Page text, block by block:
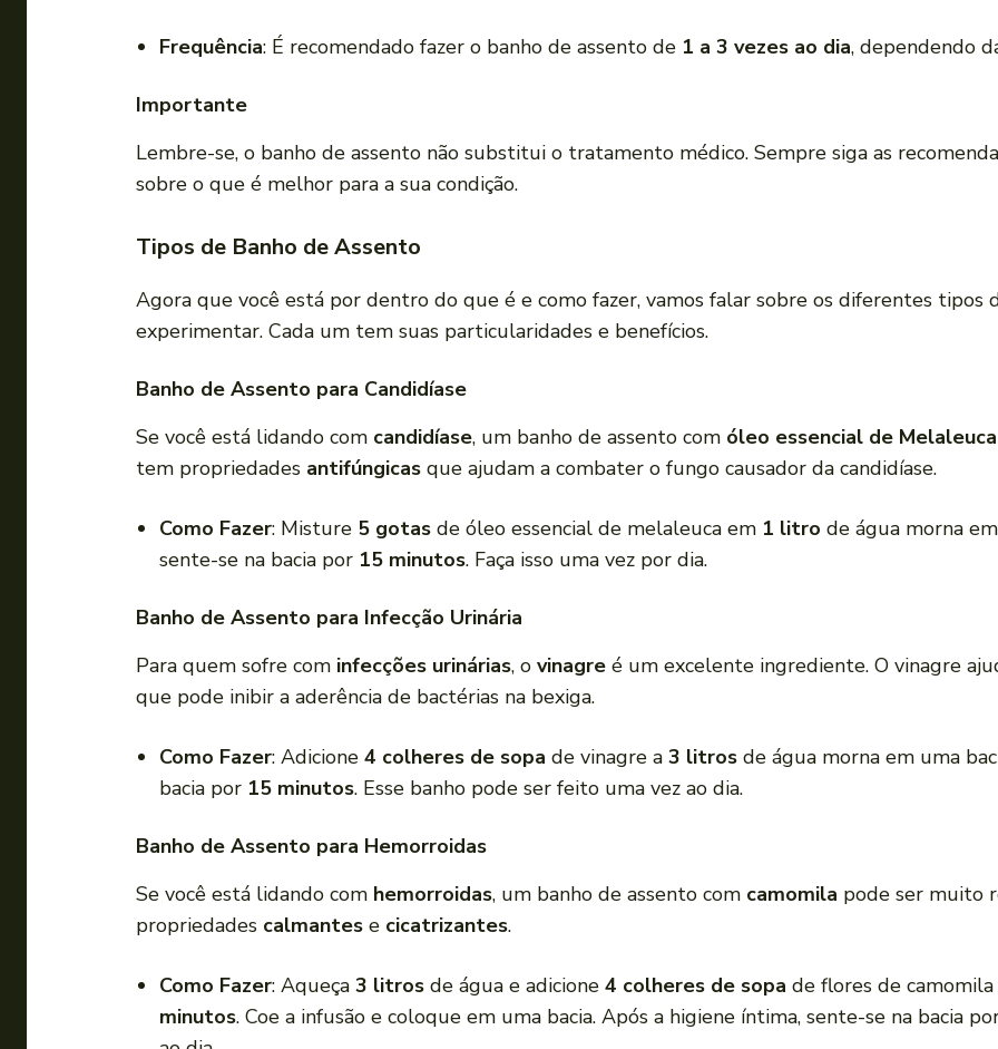
Frequência: É recomendado fazer o banho de assento de 1 a 3 vezes ao dia, dependendo
Importante
Lembre-se, o banho de assento não substitui o tratamento médico. Sempre siga as
sobre o que é melhor para a sua condição.
Tipos de Banho de Assento
Agora que você está por dentro do que é e como fazer, vamos falar sobre os diferentes tipos
experimentar. Cada um tem suas particularidades e benefícios.
Banho de Assento para Candidíase
Se você está lidando com candidíase, um banho de assento com óleo essencial de Melaleuca
tem propriedades antifúngicas que ajudam a combater o fungo causador da candidíase.
Como Fazer: Misture 5 gotas de óleo essencial de melaleuca em 1 litro de água morna
sente-se na bacia por 15 minutos. Faça isso uma vez por dia.
Banho de Assento para Infecção Urinária
Para quem sofre com infecções urinárias, o vinagre é um excelente ingrediente. O vinagre
que pode inibir a aderência de bactérias na bexiga.
Como Fazer: Adicione 4 colheres de sopa de vinagre a 3 litros de água morna em uma
bacia por 15 minutos. Esse banho pode ser feito uma vez ao dia.
Banho de Assento para Hemorroidas
Se você está lidando com hemorroidas, um banho de assento com camomila pode ser muito
propriedades calmantes e cicatrizantes.
Como Fazer: Aqueça 3 litros de água e adicione 4 colheres de sopa de flores de
minutos. Coe a infusão e coloque em uma bacia. Após a higiene íntima, sente-se na bacia